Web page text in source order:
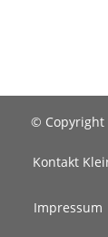
© Copyright
Kontakt
Impressum